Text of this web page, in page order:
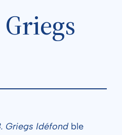
Griegs Idéfondble